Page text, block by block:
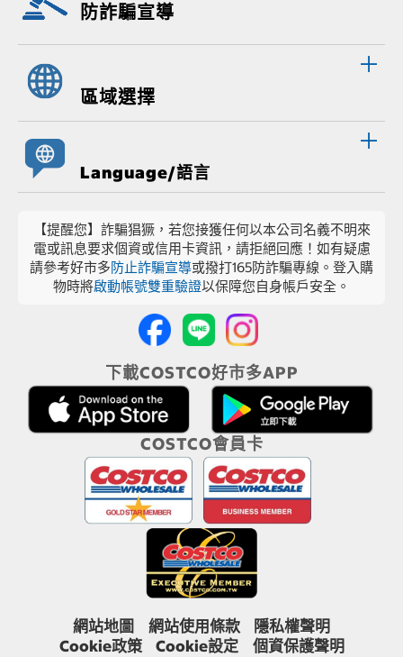
防詐騙宣導
區域選擇
Language/語言
【提醒您】詐騙猖獗，若您接獲任何以本公司名義不明來
電或訊息要求個資或信用卡資訊，請拒絕回應！如有疑慮
請參考好市多防止詐騙宣導或撥打165防詐騙專線。登入購
物時將啟動帳號雙重驗證以保障您自身帳戶安全。
下載COSTCO好市多APP
COSTCO會員卡
網站地圖 網站使用條款
隱私權聲明
Cookie政策
Cookie設定
個資保護聲明